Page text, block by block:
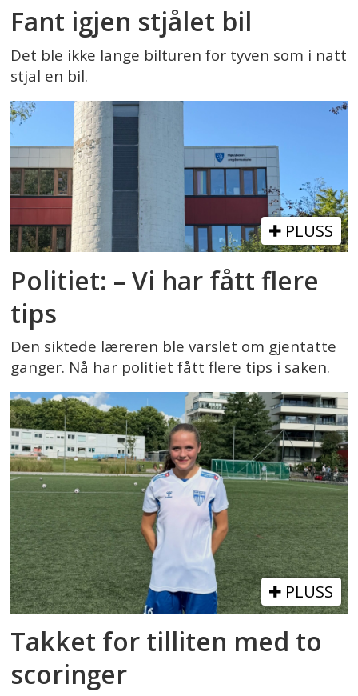
Fant igjen stjålet bil
Det ble ikke lange bilturen for tyven som i natt
stjal en bil.
PLUSS
Politiet: – Vi har fått flere
tips
Den siktede læreren ble varslet om gjentatte
ganger. Nå har politiet fått flere tips i saken.
PLUSS
Takket for tilliten med to
scoringer